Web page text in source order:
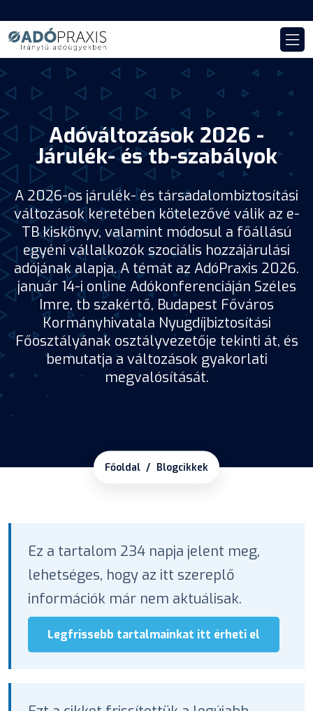
Adóváltozások 2026 -
Járulék- és tb-szabályok
A 2026-os járulék- és társadalombiztosítási
változások keretében kötelezővé válik az e-
TB kiskönyv, valamint módosul a főállású
egyéni vállalkozók szociális hozzájárulási
adójának alapja. A témát az AdóPraxis 2026.
január 14-i online Adókonferenciáján Széles
Imre, tb szakértő, Budapest Főváros
Kormányhivatala Nyugdíjbiztosítási
Főosztályának osztályvezetője tekinti át, és
bemutatja a változások gyakorlati
megvalósítását.
Főoldal Blogcikkek
Ez a tartalom 234 napja jelent meg,
lehetséges, hogy az itt szereplő
információk már nem aktuálisak.
Legfrissebb tartalmainkat itt érheti el